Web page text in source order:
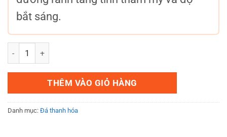
bắt sáng.
Đá xanh rêu băm chạy rãnh 30x60x2 số lượng
THÊM VÀO GIỎ HÀNG
Danh mục: Đá thanh hóa